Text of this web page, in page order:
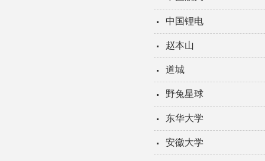
中国锂电
赵本山
道城
野兔星球
东华大学
安徽大学